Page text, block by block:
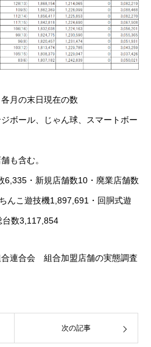
月の末日現在の数
ール、じゃん球、スマートボー
も含む。
・新規店舗数10・廃業店舗数
んこ遊技機1,897,691・回胴式遊
台数3,117,854
連合会 組合加盟店舗の実態調査
次の記事